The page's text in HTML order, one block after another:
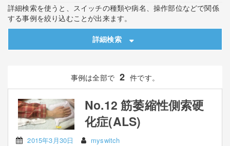
詳細検索を使うと、スイッチの種類や病名、操作部位などで関係
する事例を絞り込むことが出来ます。
詳細検索
事例は全部で 2 件です。
No.12 筋萎縮性側索硬
化症(ALS)
2015年3月30日 myswitch